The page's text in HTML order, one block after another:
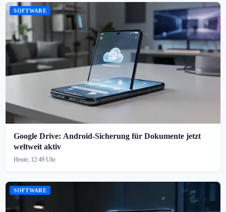
SOFTWARE
Google Drive: Android-Sicherung für Dokumente jetzt
weltweit aktiv
Heute, 12:49 Uhr
SOFTWARE